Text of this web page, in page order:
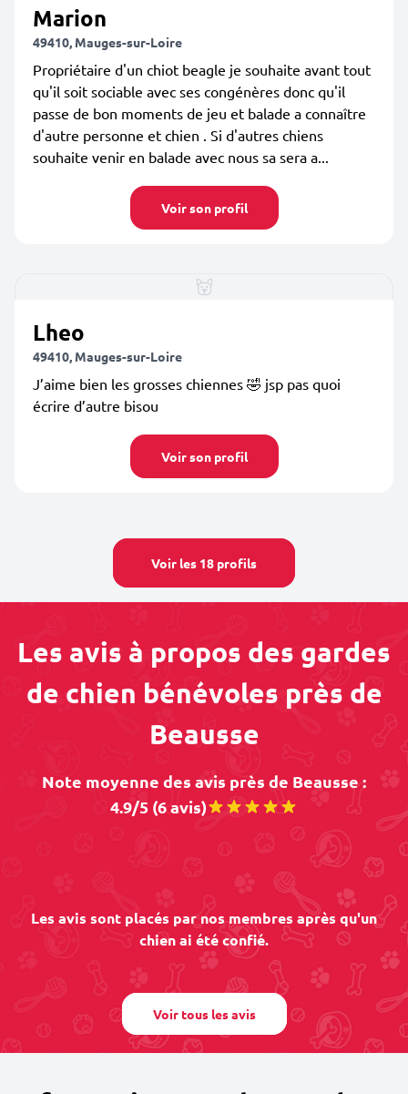
Marion
49410, Mauges-sur-Loire
Propriétaire d'un chiot beagle je souhaite avant tout
qu'il soit sociable avec ses congénères donc qu'il
passe de bon moments de jeu et balade a connaître
d'autre personne et chien . Si d'autres chiens
souhaite venir en balade avec nous sa sera a...
Voir son profil
Lheo
49410, Mauges-sur-Loire
J’aime bien les grosses chiennes 🤣 jsp pas quoi
écrire d’autre bisou
Voir son profil
Voir les 18 profils
Les avis à propos des gardes
de chien bénévoles près de
Beausse
Note moyenne des avis près de Beausse :
4.9/5 (6 avis)
Les avis sont placés par nos membres après qu'un
chien ai été confié.
Voir tous les avis